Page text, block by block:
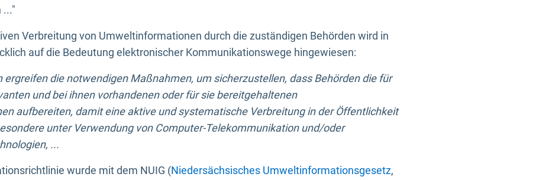
..."
Verbreitung von Umweltinformationen durch die zuständigen Behörden wird in
auf die Bedeutung elektronischer Kommunikationswege hingewiesen:
ergreifen die notwendigen Maßnahmen, um sicherzustellen, dass Behörden die für
und bei ihnen vorhandenen oder für sie bereitgehaltenen
aufbereiten, damit eine aktive und systematische Verbreitung in der Öffentlichkeit
unter Verwendung von Computer-Telekommunikation und/oder
...
wurde mit dem NUIG (Niedersächsisches Umweltinformationsgesetz,